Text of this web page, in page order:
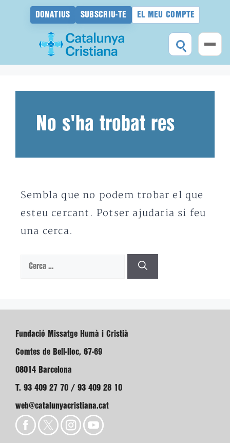
DONATIUS SUBSCRIU-TE EL MEU COMPTE
No s'ha trobat res
Sembla que no podem trobar el que
esteu cercant. Potser ajudaria si feu
una cerca.
Cerca:
Fundació Missatge Humà i Cristià
Comtes de Bell-lloc, 67-69
08014 Barcelona
T. 93 409 27 70 / 93 409 28 10
web@catalunyacristiana.cat